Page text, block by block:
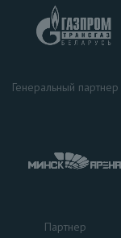
Генеральный партнер
Партнер